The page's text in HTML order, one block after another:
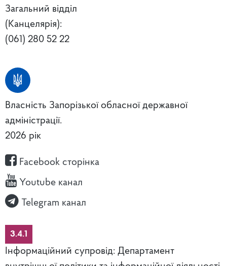
Загальний відділ
(Канцелярія):
(061) 280 52 22
Власність Запорізької обласної державної
адміністрації.
2026 рік
Facebook сторінка
Youtube канал
Telegram канал
3.4.1
Інформаційний супровід: Департамент